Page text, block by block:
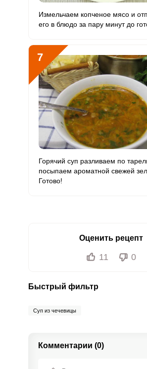
Измельчаем копченое мясо и
его в блюдо за пару минут до
7
Горячий суп разливаем по
посыпаем ароматной свежей
Готово!
Оценить рецепт
11 0
Быстрый фильтр
Суп из чечевицы
Комментарии (0)